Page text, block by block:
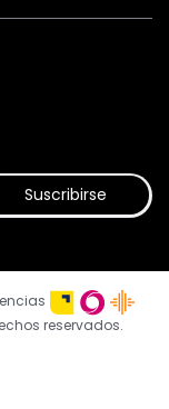
Suscribirse
reservados.